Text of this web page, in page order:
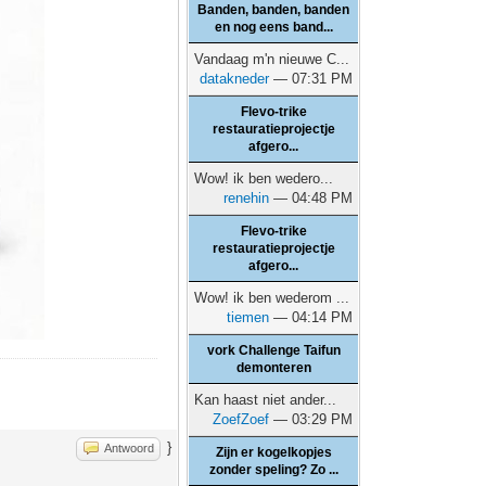
Antwoord }
Banden, banden, banden
en nog eens band...
Vandaag m'n nieuwe C...
datakneder— 07:31 PM
Flevo-trike
restauratieprojectje
afgero...
Wow! ik ben wedero...
renehin — 04:48 PM
Flevo-trike
restauratieprojectje
afgero...
Wow! ik ben wederom ...
tiemen — 04:14 PM
vork Challenge Taifun
demonteren
Kan haast niet ander...
ZoefZoef — 03:29 PM
Zijn er kogelkopjes
zonder speling? Zo ...